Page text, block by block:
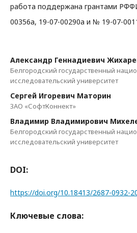
работа поддержана грантами
00356а, 19-07-00290а и № 19-07-
Александр Геннадиевич
Белгородский государственный
исследовательский университет
Сергей Игоревич Маторин
ЗАО «СофтКоннект»
Владимир Владимирович
Белгородский государственный
исследовательский университет
DOI:
https://doi.org/10.18413/2687-0932-
Ключевые слова: